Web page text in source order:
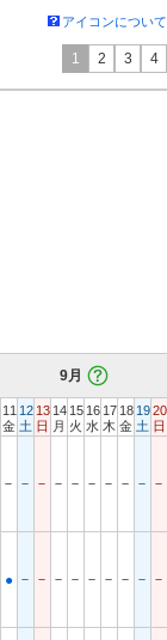
アイコンについて
1 2 3 4
9月
11
金
12
土
13
日
14
月
15
火
16
水
17
木
18
金
19
土
20
日
－ － － － － － － － － －
● － － － － － － － － －